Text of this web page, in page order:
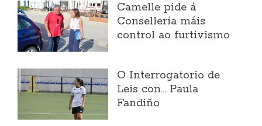
Camelle pide á
Consellería máis
control ao furtivismo
O Interrogatorio de
Leis con... Paula
Fandiño